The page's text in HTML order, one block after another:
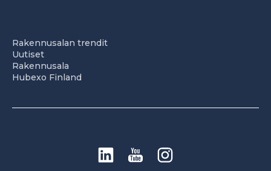
Rakennusalan trendit
Uutiset
Rakennusala
Hubexo Finland